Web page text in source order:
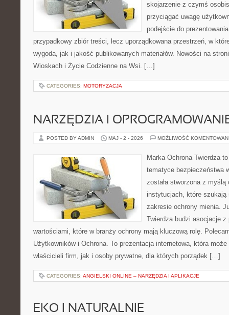
skojarzenie z czymś
przyciągać uwagę
podejście do
przypadkowy zbiór treści, lecz uporządkowana przestrzeń, w
wygoda, jak i jakość publikowanych materiałów. Nowości na
Wioskach i Życie Codzienne na Wsi. […]
CATEGORIES: MOTORYZACJA
NARZĘDZIA I
POSTED BY ADMIN MAJ - 2 - 2026 MOŻLIWOŚĆ
Marka Ochrona Twierdza
tematyce bezpieczeństwa
została stworzona z
instytucjach, które szukają
zakresie ochrony mienia.
Twierdza budzi asocjacje
wartościami, które w branży ochrony mają kluczową rolę.
Użytkowników i Ochrona. To prezentacja internetowa, która
właścicieli firm, jak i osoby prywatne, dla których porządek […]
CATEGORIES: ANGIELSKI ONLINE – NARZĘDZIA I APLIKACJE
EKO I NATURALNIE